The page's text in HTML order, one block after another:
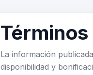
La información
disponibilidad y